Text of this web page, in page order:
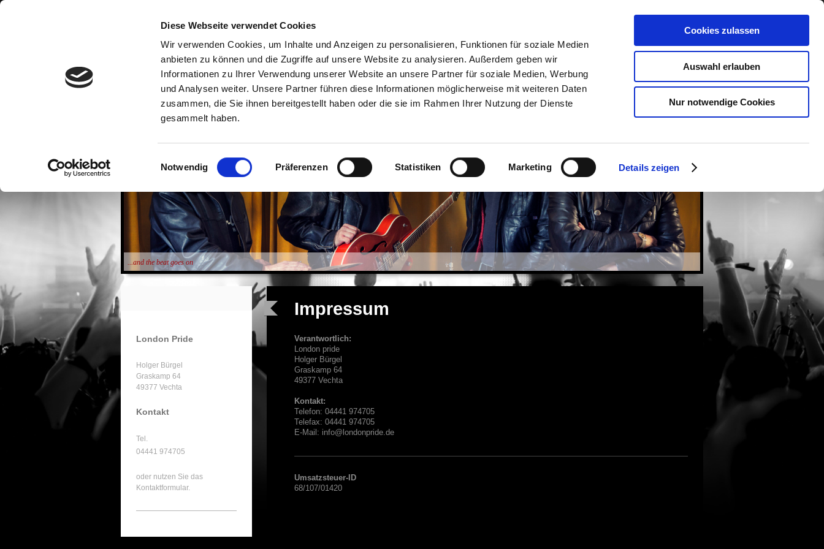
Diese Webseite verwendet Cookies
Wir verwenden Cookies, um Inhalte und Anzeigen zu personalisieren, Funktionen für soziale Medien
anbieten zu können und die Zugriffe auf unsere Website zu analysieren. Außerdem geben wir
Informationen zu Ihrer Verwendung unserer Website an unsere Partner für soziale Medien, Werbung
und Analysen weiter. Unsere Partner führen diese Informationen möglicherweise mit weiteren Daten
zusammen, die Sie ihnen bereitgestellt haben oder die sie im Rahmen Ihrer Nutzung der Dienste
gesammelt haben.
Einwilligungsauswahl
Notwendig Präferenzen Statistiken Marketing Details zeigen
Cookies zulassen
Auswahl erlauben
Nur notwendige Cookies
...and the beat goes on
Impressum
Verantwortlich:
London pride
Holger Bürgel
Graskamp 64
49377 Vechta
Kontakt:
Telefon: 04441 974705
Telefax: 04441 974705
E-Mail: info@londonpride.de
Umsatzsteuer-ID
68/107/01420
London Pride
Holger Bürgel
Graskamp 64
49377 Vechta
Kontakt
Tel.
04441 974705
oder nutzen Sie das
Kontaktformular.